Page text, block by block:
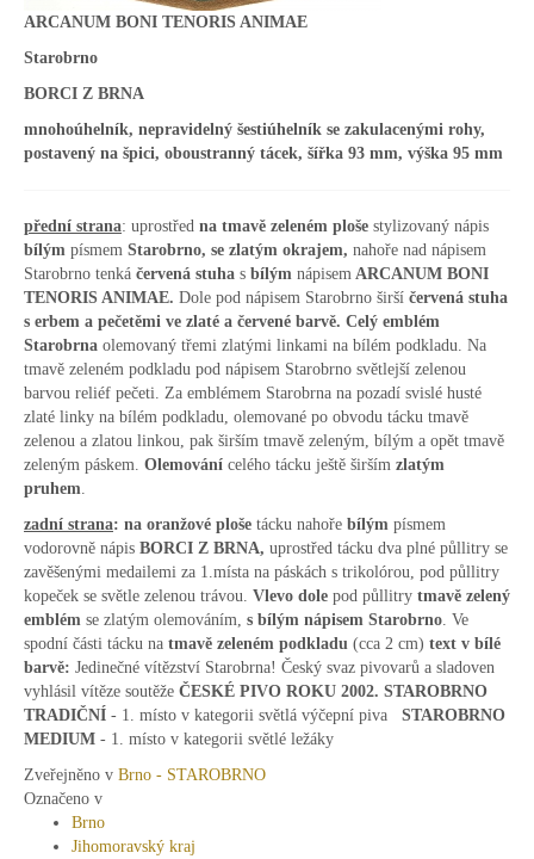
ARCANUM BONI TENORIS ANIMAE
Starobrno
BORCI Z BRNA
mnohoúhelník, nepravidelný šestiúhelník se zakulacenými rohy,
postavený na špici, oboustranný tácek, šířka 93 mm, výška 95 mm
přední strana: uprostřed na tmavě zeleném ploše stylizovaný nápis
bílým písmem Starobrno, se zlatým okrajem, nahoře nad nápisem
Starobrno tenká červená stuha s bílým nápisem ARCANUM BONI
TENORIS ANIMAE. Dole pod nápisem Starobrno širší červená stuha
s erbem a pečetěmi ve zlaté a červené barvě. Celý emblém
Starobrna olemovaný třemi zlatými linkami na bílém podkladu. Na
tmavě zeleném podkladu pod nápisem Starobrno světlejší zelenou
barvou reliéf pečeti. Za emblémem Starobrna na pozadí svislé husté
zlaté linky na bílém podkladu, olemované po obvodu tácku tmavě
zelenou a zlatou linkou, pak širším tmavě zeleným, bílým a opět tmavě
zeleným páskem. Olemování celého tácku ještě širším zlatým
pruhem
zadní strana: na oranžové ploše tácku nahoře bílým písmem
vodorovně nápis BORCI Z BRNA, uprostřed tácku dva plné půllitry se
zavěšenými medailemi za 1.místa na páskách s trikolórou, pod půllitry
kopeček se světle zelenou trávou. Vlevo dole pod půllitry tmavě zelený
emblém se zlatým olemováním, s bílým nápisem Starobrno . Ve
spodní části tácku na tmavě zeleném podkladu (cca 2 cm) text v bílé
barvě: Jedinečné vítězství Starobrna! Český svaz pivovarů a sladoven
vyhlásil vítěze soutěže ČESKÉ PIVO ROKU 2002. STAROBRNO
TRADIČNÍ - 1. místo v kategorii světlá výčepní piva STAROBRNO
MEDIUM - 1. místo v kategorii světlé ležáky
Zveřejněno v Brno - STAROBRNO
Označeno v
Brno
Jihomoravský kraj